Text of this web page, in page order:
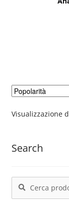
Visualizzazione
Search
Cerca:
Cerca